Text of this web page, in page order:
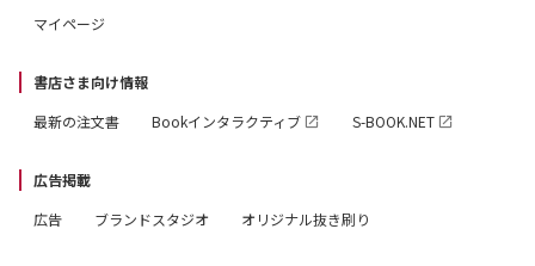
・「クイズ界」古今東西
か？
～早押しクイズの微分学 その現在
・クイズ王と学歴
・再考「クイズの持つ暴力性と、その超克」
マイページ
書店さま向け情報
最新の注文書
Bookインタラクティブ S-BOOK.NET
広告掲載
広告
ブランドスタジオ オリジナル抜き刷り